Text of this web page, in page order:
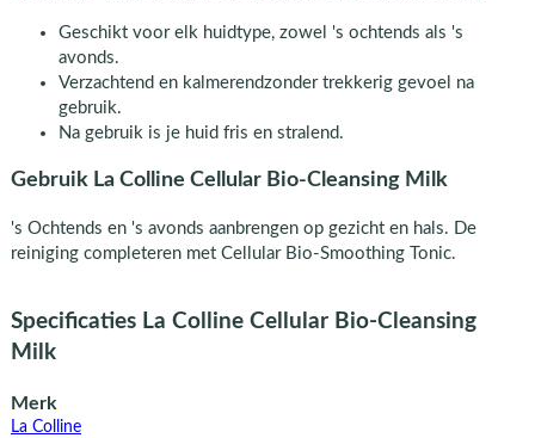
Geschikt voor elk huidtype, zowel 's ochtends als 's
avonds.
Verzachtend en kalmerendzonder trekkerig gevoel na
gebruik.
Na gebruik is je huid fris en stralend.
Gebruik La Colline Cellular Bio-Cleansing Milk
's Ochtends en 's avonds aanbrengen op gezicht en hals. De
reiniging completeren met Cellular Bio-Smoothing Tonic.
Specificaties La Colline Cellular Bio-Cleansing
Milk
Merk
La Colline